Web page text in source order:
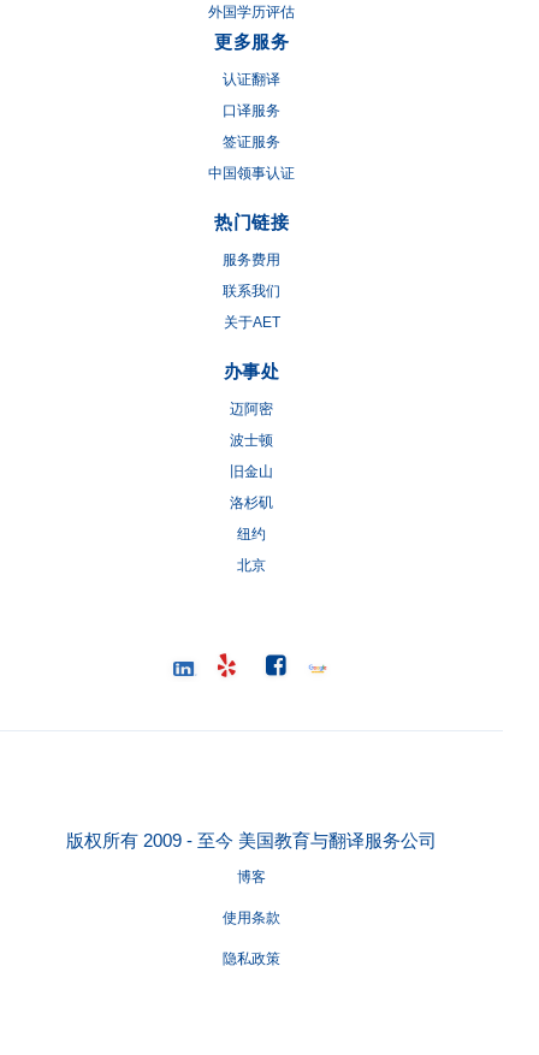
外国学历评估
更多服务
认证翻译
口译服务
签证服务
中国领事认证
热门链接
服务费用
联系我们
关于AET
办事处
迈阿密
波士顿
旧金山
洛杉矶
纽约
北京
版权所有 2009 - 至今 美国教育与翻译服务公司
博客
使用条款
隐私政策